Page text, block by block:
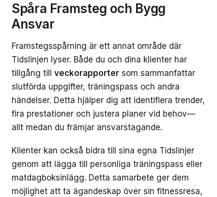
Spåra Framsteg och Bygg
Ansvar
Framstegsspårning är ett annat område där
Tidslinjen lyser. Både du och dina klienter har
tillgång till veckorapporter som sammanfattar
slutförda uppgifter, träningspass och andra
händelser. Detta hjälper dig att identifiera trender,
fira prestationer och justera planer vid behov—
allt medan du främjar ansvarstagande.
Klienter kan också bidra till sina egna Tidslinjer
genom att lägga till personliga träningspass eller
matdagboksinlägg. Detta samarbete ger dem
möjlighet att ta ägandeskap över sin fitnessresa,